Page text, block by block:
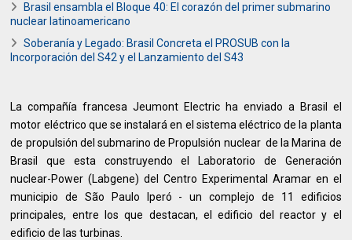
Brasil ensambla el Bloque 40: El corazón del primer submarino
nuclear latinoamericano
Soberanía y Legado: Brasil Concreta el PROSUB con la
Incorporación del S42 y el Lanzamiento del S43
La compañía francesa Jeumont Electric ha enviado a Brasil el
motor eléctrico que se instalará en el sistema eléctrico de la planta
de propulsión del submarino de Propulsión nuclear de la Marina de
Brasil que esta construyendo el Laboratorio de Generación
nuclear-Power (Labgene) del Centro Experimental Aramar en el
municipio de São Paulo Iperó - un complejo de 11 edificios
principales, entre los que destacan, el edificio del reactor y el
edificio de las turbinas.